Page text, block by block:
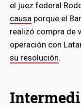
el juez federal
causa porque el
realizó compra de
operación con
su resolución.